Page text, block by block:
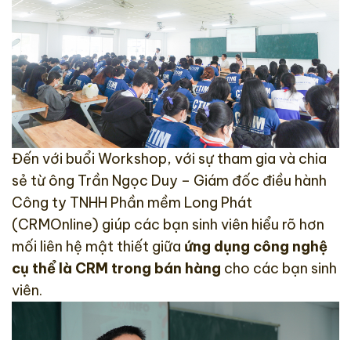
Đến với buổi Workshop, với sự tham gia và chia
sẻ từ ông Trần Ngọc Duy – Giám đốc điều hành
Công ty TNHH Phần mềm Long Phát
(CRMOnline) giúp các bạn sinh viên hiểu rõ hơn
mối liên hệ mật thiết giữa ứng dụng công nghệ
cụ thể là CRM trong bán hàng cho các bạn sinh
viên.